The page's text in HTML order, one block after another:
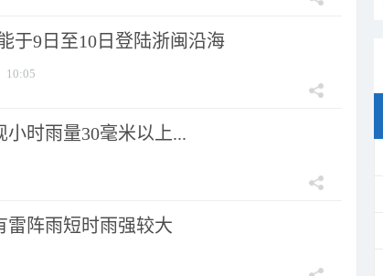
于9日至10日登陆浙闽沿海
10:05
时雨量30毫米以上...
雷阵雨短时雨强较大